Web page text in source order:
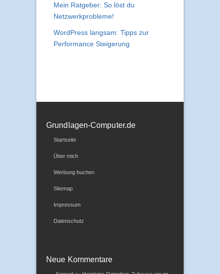
Mein Ratgeber: So löst du
Netzwerkprobleme!
WordPress langsam: Tipps zur
Performance Steigerung
Grundlagen-Computer.de
Startseite
Über mich
Werbung buchen
Sitemap
Impressum
Datenschutz
Neue Kommentare